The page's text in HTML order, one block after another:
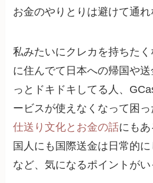
お金のやりとりは避けて通れ
私みたいにクレカを持ちた
に住んでて日本への帰国や
っとドキドキしてる人、
ービスが使えなくなって困っ
仕送り文化とお金の話にも
国人にも国際送金は日常的
など、気になるポイントがい